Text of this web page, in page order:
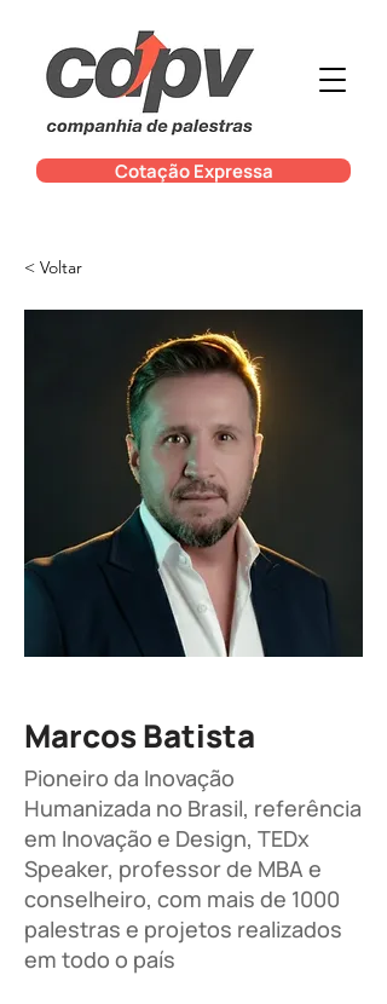
Cotação Expressa
< Voltar
Marcos Batista
Pioneiro da Inovação
Humanizada no Brasil, referência
em Inovação e Design, TEDx
Speaker, professor de MBA e
conselheiro, com mais de 1000
palestras e projetos realizados
em todo o país